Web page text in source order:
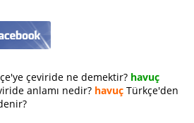
çeviride ne demektir? havuç
anlamı nedir? havuç Türkçe'den